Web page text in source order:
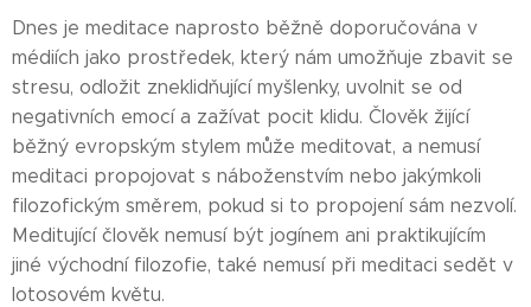
Dnes je meditace naprosto běžně doporučována v
médiích jako prostředek, který nám umožňuje zbavit se
stresu, odložit zneklidňující myšlenky, uvolnit se od
negativních emocí a zažívat pocit klidu. Člověk žijící
běžný evropským stylem může meditovat, a nemusí
meditaci propojovat s náboženstvím nebo jakýmkoli
filozofickým směrem, pokud si to propojení sám nezvolí.
Meditující člověk nemusí být jogínem ani praktikujícím
jiné východní filozofie, také nemusí při meditaci sedět v
lotosovém květu.